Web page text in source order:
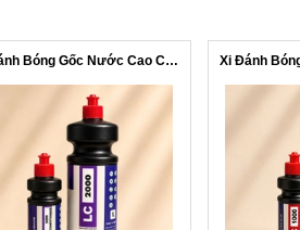
Xi Đánh Bóng Gốc Nước Cao Cấp #NK2000